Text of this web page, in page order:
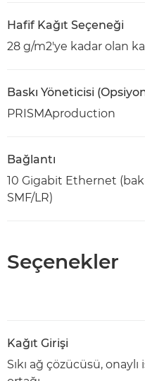
Hafif Kağıt Seçeneği
28 g/m2'ye kadar olan
Baskı Yöneticisi
PRISMAproduction
Bağlantı
10 Gigabit Ethernet
SMF/LR)
Seçenekler
Kağıt Girişi
Sıkı ağ çözücüsü,